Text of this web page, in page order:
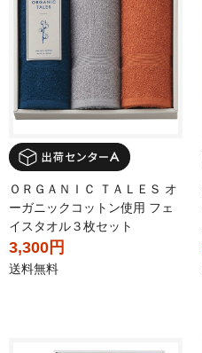
ＯＲＧＡＮＩＣ ＴＡＬＥＳ オ
ーガニックコットン使用 フェ
イスタオル３枚セット
3,300円
送料無料